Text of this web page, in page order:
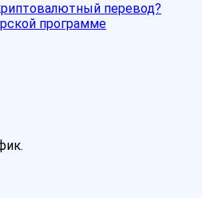
перевод?
программе